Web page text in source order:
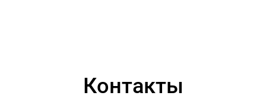
Контакты